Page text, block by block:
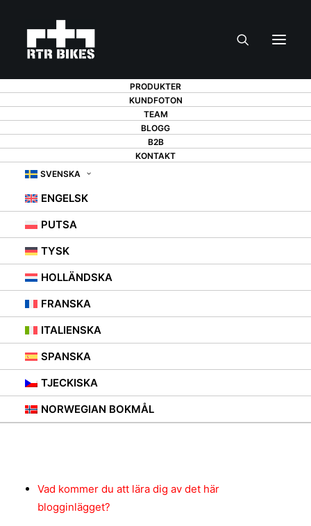
PRODUKTER
KUNDFOTON
TEAM
BLOGG
B2B
KONTAKT
SVENSKA
ENGELSK
PUTSA
TYSK
HOLLÄNDSKA
FRANSKA
ITALIENSKA
SPANSKA
TJECKISKA
NORWEGIAN BOKMÅL
JULKLAPP TILL EN
CYKLIST - 13
FÖRSLAG SOM
KOMMER ATT
CYKELÄLSKARE
28 SEPTEMBER 2021
Vad kommer du att lära dig av det här
blogginlägget?